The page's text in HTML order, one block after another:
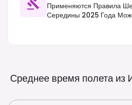
Применяются Правила
Середины 2025 Года
Среднее время полета из